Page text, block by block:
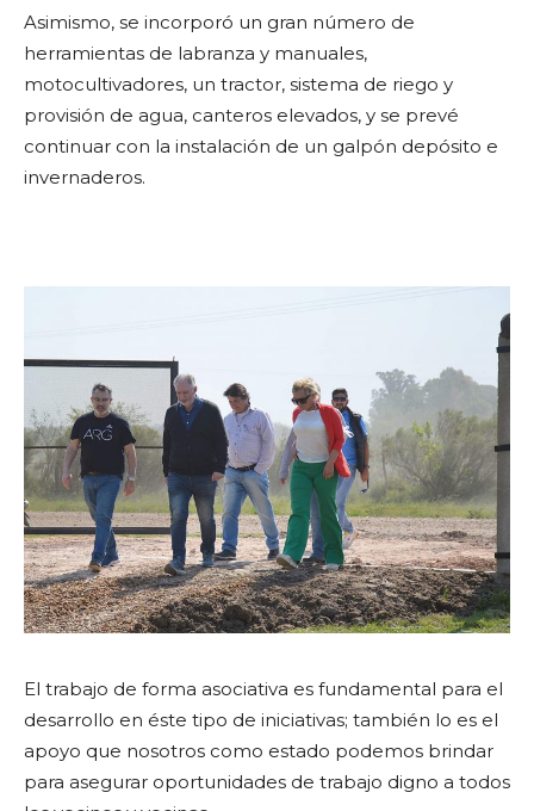
Asimismo, se incorporó un gran número de
herramientas de labranza y manuales,
motocultivadores, un tractor, sistema de riego y
provisión de agua, canteros elevados, y se prevé
continuar con la instalación de un galpón depósito e
invernaderos.
El trabajo de forma asociativa es fundamental para el
desarrollo en éste tipo de iniciativas; también lo es el
apoyo que nosotros como estado podemos brindar
para asegurar oportunidades de trabajo digno a todos